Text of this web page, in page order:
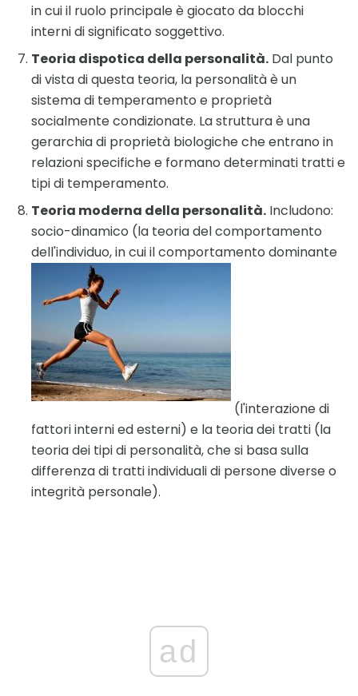
in cui il ruolo principale è giocato da blocchi
interni di significato soggettivo.
Teoria dispotica della personalità. Dal punto
di vista di questa teoria, la personalità è un
sistema di temperamento e proprietà
socialmente condizionate. La struttura è una
gerarchia di proprietà biologiche che entrano in
relazioni specifiche e formano determinati tratti e
tipi di temperamento.
Teoria moderna della personalità. Includono:
socio-dinamico (la teoria del comportamento
dell'individuo, in cui il comportamento dominante
(l'interazione di
fattori interni ed esterni) e la teoria dei tratti (la
teoria dei tipi di personalità, che si basa sulla
differenza di tratti individuali di persone diverse o
integrità personale).
ad